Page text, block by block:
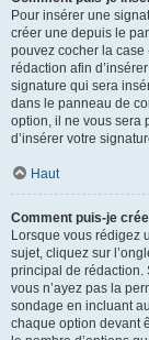
Pour insérer une
créer une depuis le
pouvez cocher la
rédaction afin
signature qui sera
dans le panneau de
option, il ne vous sera
d’insérer votre
Haut
Comment puis-je
Lorsque vous rédigez
sujet, cliquez sur
principal de rédaction.
vous n’ayez pas la
sondage en incluant
chaque option devant